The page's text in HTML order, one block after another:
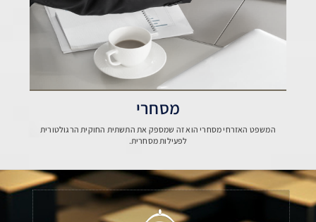
מסחרי
המשפט האזרחי מסחרי הוא זה שמספק את התשתית החוקית הרגולטורית
לפעילות מסחרית.